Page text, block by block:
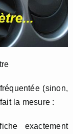
(sinon,
la mesure :
exactement